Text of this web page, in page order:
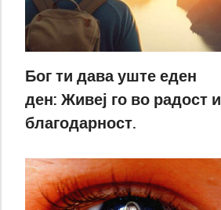
Бог ти дава уште еден
ден: Живеј го во радост и
благодарност.